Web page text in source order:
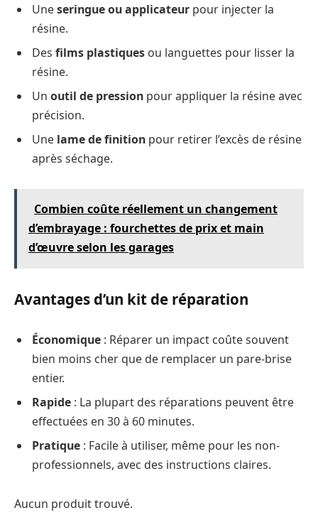
Uneseringue ou applicateur pour injecter la
résine.
Des films plastiques ou languettes pour lisser la
résine.
Un outil de pression pour appliquer la résine avec
précision.
Une lame de finition pour retirer l’excès de résine
après séchage.
Combien coûte réellement un changement
d’embrayage : fourchettes de prix et main
d’œuvre selon les garages
Avantages d’un kit de réparation
Économique : Réparer un impact coûte souvent
bien moins cher que de remplacer un pare-brise
entier.
Rapide : La plupart des réparations peuvent être
effectuées en 30 à 60 minutes.
Pratique : Facile à utiliser, même pour les non-
professionnels, avec des instructions claires.
Aucun produit trouvé.